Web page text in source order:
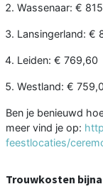
Wassenaar: €
Lansingerland: €
Leiden: € 769,60
Westland: €
Ben je benieuwd
meer vind je op:
feestlocaties/
Trouwkosten